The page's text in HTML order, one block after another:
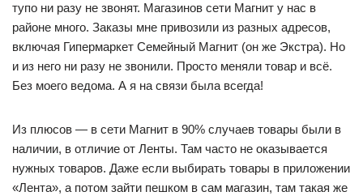
тупо ни разу не звонят. Магазинов сети Магнит у нас в
районе много. Заказы мне привозили из разных адресов,
включая Гипермаркет Семейный Магнит (он же Экстра). Но
и из него ни разу не звонили. Просто меняли товар и всё.
Без моего ведома. А я на связи была всегда!
Из плюсов — в сети Магнит в 90% случаев товары были в
наличии, в отличие от Ленты. Там часто не оказывается
нужных товаров. Даже если выбирать товары в приложении
«Лента», а потом зайти пешком в сам магазин, там такая же